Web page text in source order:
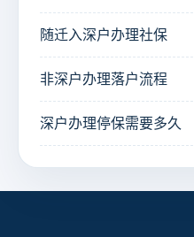
随迁入深户办理社保
非深户办理落户流程
深户办理停保需要多久